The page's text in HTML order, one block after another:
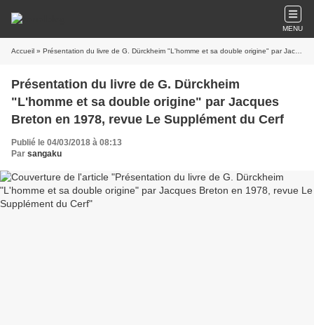
MENU
Accueil » Présentation du livre de G. Dürckheim "L'homme et sa double origine" par Jacques Breton en 1978, revue Le Supplément du Cerf
Présentation du livre de G. Dürckheim
"L'homme et sa double origine" par Jacques
Breton en 1978, revue Le Supplément du Cerf
Publié le 04/03/2018 à 08:13
Par sangaku